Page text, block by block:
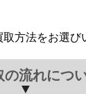
方法をお選び
の流れにつ